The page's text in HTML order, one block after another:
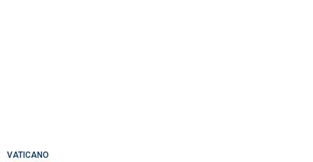
VATICANO